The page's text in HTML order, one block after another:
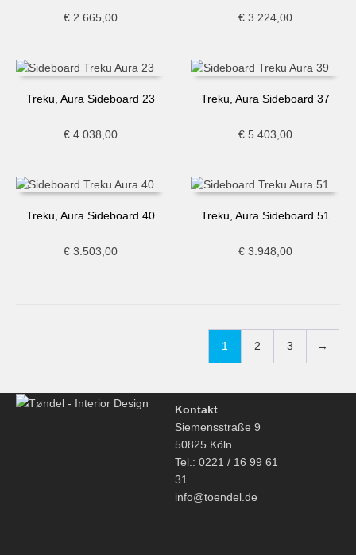
€2.665,00 € 3.224,00
Treku, Aura Sideboard 23
€4.038,00
Treku, Aura Sideboard 37
€ 5.403,00
Treku, Aura Sideboard 40
€3.503,00
Treku, Aura Sideboard 51
€ 3.948,00
1 2 3 →
Kontakt
Siemensstraße 9
50825 Köln
Tel.: 0221 / 16 99 61
31
info@toendel.de